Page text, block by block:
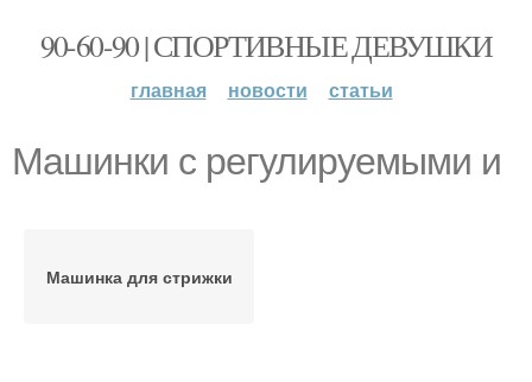
90-60-90 | СПОРТИВНЫЕ ДЕВУШКИ
главная новости статьи
Машинки с регулируемыми и
Машинка для стрижки